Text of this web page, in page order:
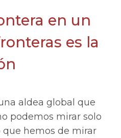
en un
es la
aldea global que
podemos mirar solo
que hemos de mirar